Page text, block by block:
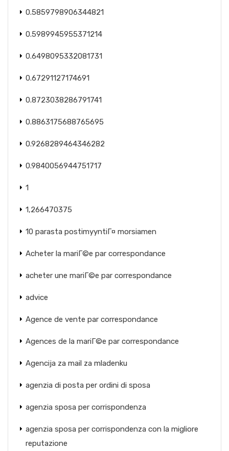
0.5859798906344821
0.5989945955371214
0.6498095332081731
0.67291127174691
0.8723038286791741
0.8863175688765695
0.9268289464346282
0.9840056944751717
1
1,266470375
10 parasta postimyyntiГ¤ morsiamen
Acheter la mariГ©e par correspondance
acheter une mariГ©e par correspondance
advice
Agence de vente par correspondance
Agences de la mariГ©e par correspondance
Agencija za mail za mladenku
agenzia di posta per ordini di sposa
agenzia sposa per corrispondenza
agenzia sposa per corrispondenza con la migliore
reputazione